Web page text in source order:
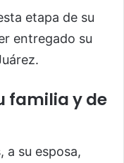
etapa de su
entregado su
familia y de
a su esposa,